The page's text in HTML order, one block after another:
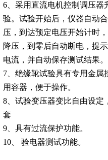
6、采用直流电机控制调压
验。试验开始后，仪器自动
压，到达预定电压开始计时
降压，到零后自动断电，提
电流，并自动保存测试结果。
7、绝缘靴试验具有专用金
用容器，便于操作。
8、试验变压器变比自由设
套
9、具有过流保护功能。
10、 验电器测试功能。